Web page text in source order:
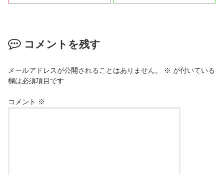
コメントを残す
メールアドレスが公開されることはありません。 ※ が付いている
欄は必須項目です
コメント ※